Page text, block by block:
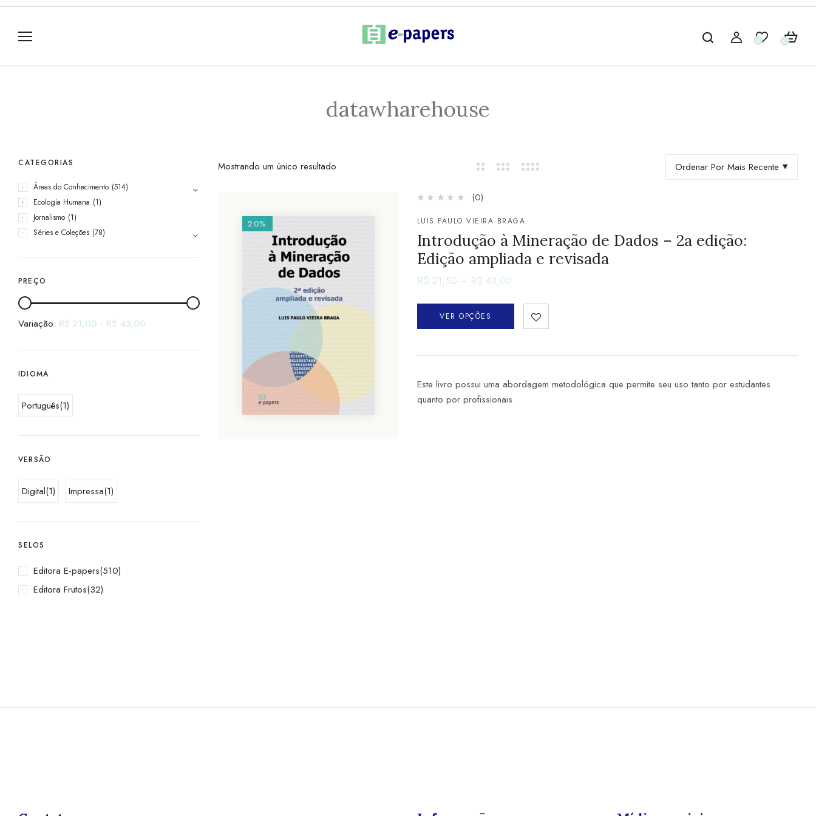
0 0
datawharehouse
CATEGORIAS
Áreas do Conhecimento (514)
Ecologia Humana (1)
Jornalismo (1)
Séries e Coleções (78)
PREÇO
Variação: R$ 21,00 - R$ 43,00
IDIOMA
Português(1)
VERSÃO
Digital(1) Impressa(1)
SELOS
Editora E-papers(510)
Editora Frutos(32)
Mostrando um único resultado Ordenar Por Mais Recente
20%
(0)
LUIS PAULO VIEIRA BRAGA
Introdução à Mineração de Dados – 2a edição:
Edição ampliada e revisada
R$ 21,50 – R$ 43,00
VER OPÇÕES
Este livro possui uma abordagem metodológica que permite seu uso tanto por estudantes
quanto por profissionais.